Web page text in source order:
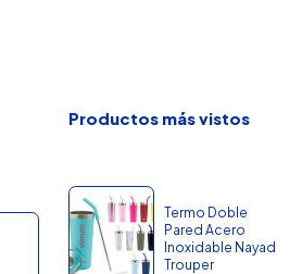
Productos más vistos
Termo Doble
Pared Acero
Inoxidable Nayad
Trouper